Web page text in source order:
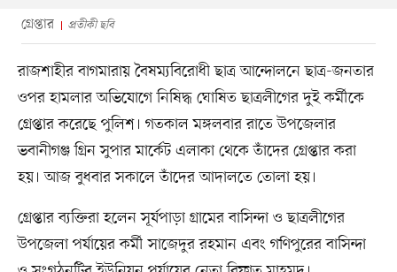
গ্রেপ্তার প্রতীকী ছবি
রাজশাহীর বাগমারায় বৈষম্যবিরোধী ছাত্র আন্দোলনে ছাত্র-জনতার
ওপর হামলার অভিযোগে নিষিদ্ধ ঘোষিত ছাত্রলীগের দুই কর্মীকে
গ্রেপ্তার করেছে পুলিশ। গতকাল মঙ্গলবার রাতে উপজেলার
ভবানীগঞ্জ গ্রিন সুপার মার্কেট এলাকা থেকে তাঁদের গ্রেপ্তার করা
হয়। আজ বুধবার সকালে তাঁদের আদালতে তোলা হয়।
গ্রেপ্তার ব্যক্তিরা হলেন সূর্যপাড়া গ্রামের বাসিন্দা ও ছাত্রলীগের
উপজেলা পর্যায়ের কর্মী সাজেদুর রহমান এবং গণিপুরের বাসিন্দা